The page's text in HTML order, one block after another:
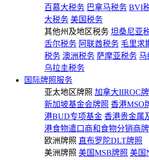
百慕大税务 巴拿马税务 BVI
大税务 美国税务
其他州及地区税务 坦桑尼亚
舌尔税务 阿联酋税务 毛里求
税务 澳洲税务 萨摩亚税务 马
乌拉圭税务
国际牌照服务
亚太地区牌照 加拿大IIROC
新加坡基金会牌照 香港MSO
港BUD专项基金 香港贵金属
港食物遣口商和食物分销商
欧洲牌照 直布罗陀DLT牌照
美洲牌照 美国MSB牌照 美国